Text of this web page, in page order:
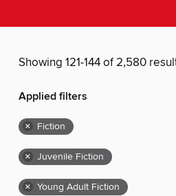
Showing 121-144 of 2,580
Applied filters
× Fiction
× Juvenile Fiction
× Young Adult Fiction